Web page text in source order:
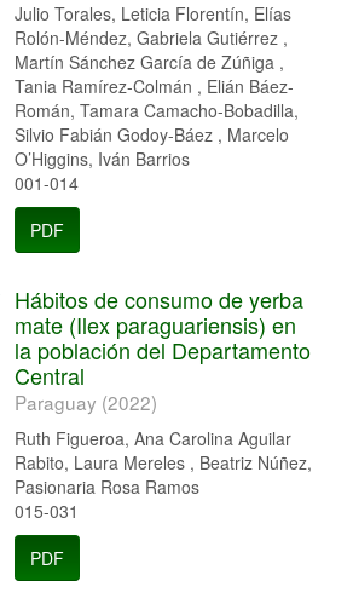
Julio Torales, Leticia Florentín, Elías
Rolón-Méndez, Gabriela Gutiérrez ,
Martín Sánchez García de Zúñiga ,
Tania Ramírez-Colmán , Elián Báez-
Román, Tamara Camacho-Bobadilla,
Silvio Fabián Godoy-Báez , Marcelo
O’Higgins, Iván Barrios
001-014
PDF
Hábitos de consumo de yerba
mate (Ilex paraguariensis) en
la población del Departamento
Central
Paraguay (2022)
Ruth Figueroa, Ana Carolina Aguilar
Rabito, Laura Mereles , Beatriz Núñez,
Pasionaria Rosa Ramos
015-031
PDF